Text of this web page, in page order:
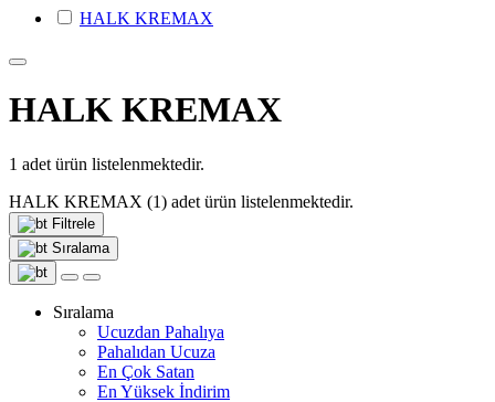
HALK KREMAX
HALK KREMAX
1 adet ürün listelenmektedir.
HALK KREMAX (1) adet ürün listelenmektedir.
Filtrele
Sıralama
Sıralama
Ucuzdan Pahalıya
Pahalıdan Ucuza
En Çok Satan
En Yüksek İndirim